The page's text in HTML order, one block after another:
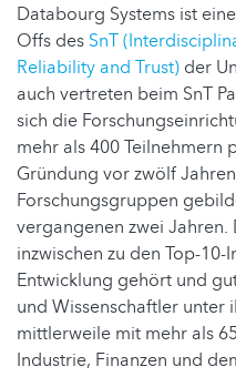
Databourg Systems ist
Offs des SnT
Reliability and Trust) der
auch vertreten beim SnT
sich die
mehr als 400 Teilnehmern
Gründung vor zwölf
Forschungsgruppen
vergangenen zwei
inzwischen zu den Top-
Entwicklung gehört und
und Wissenschaftler unter
mittlerweile mit mehr als
Industrie, Finanzen und